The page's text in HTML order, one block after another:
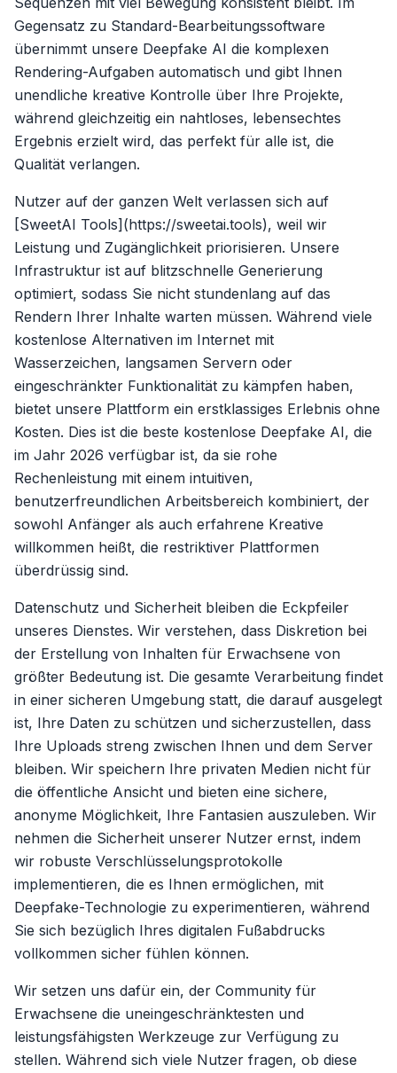
Gegensatz zu Standard-Bearbeitungssoftware
übernimmt unsere Deepfake AI die komplexen
Rendering-Aufgaben automatisch und gibt Ihnen
unendliche kreative Kontrolle über Ihre Projekte,
während gleichzeitig ein nahtloses, lebensechtes
Ergebnis erzielt wird, das perfekt für alle ist, die
Qualität verlangen.
Nutzer auf der ganzen Welt verlassen sich auf
[SweetAI Tools](https://sweetai.tools), weil wir
Leistung und Zugänglichkeit priorisieren. Unsere
Infrastruktur ist auf blitzschnelle Generierung
optimiert, sodass Sie nicht stundenlang auf das
Rendern Ihrer Inhalte warten müssen. Während viele
kostenlose Alternativen im Internet mit
Wasserzeichen, langsamen Servern oder
eingeschränkter Funktionalität zu kämpfen haben,
bietet unsere Plattform ein erstklassiges Erlebnis ohne
Kosten. Dies ist die beste kostenlose Deepfake AI, die
im Jahr 2026 verfügbar ist, da sie rohe
Rechenleistung mit einem intuitiven,
benutzerfreundlichen Arbeitsbereich kombiniert, der
sowohl Anfänger als auch erfahrene Kreative
willkommen heißt, die restriktiver Plattformen
überdrüssig sind.
Datenschutz und Sicherheit bleiben die Eckpfeiler
unseres Dienstes. Wir verstehen, dass Diskretion bei
der Erstellung von Inhalten für Erwachsene von
größter Bedeutung ist. Die gesamte Verarbeitung findet
in einer sicheren Umgebung statt, die darauf ausgelegt
ist, Ihre Daten zu schützen und sicherzustellen, dass
Ihre Uploads streng zwischen Ihnen und dem Server
bleiben. Wir speichern Ihre privaten Medien nicht für
die öffentliche Ansicht und bieten eine sichere,
anonyme Möglichkeit, Ihre Fantasien auszuleben. Wir
nehmen die Sicherheit unserer Nutzer ernst, indem
wir robuste Verschlüsselungsprotokolle
implementieren, die es Ihnen ermöglichen, mit
Deepfake-Technologie zu experimentieren, während
Sie sich bezüglich Ihres digitalen Fußabdrucks
vollkommen sicher fühlen können.
Wir setzen uns dafür ein, der Community für
Erwachsene die uneingeschränktesten und
leistungsfähigsten Werkzeuge zur Verfügung zu
stellen. Während sich viele Nutzer fragen, ob diese